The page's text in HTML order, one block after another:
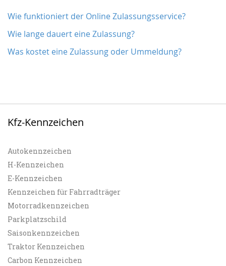
Wie funktioniert der Online Zulassungsservice?
Wie lange dauert eine Zulassung?
Was kostet eine Zulassung oder Ummeldung?
Kfz-Kennzeichen
Autokennzeichen
H-Kennzeichen
E-Kennzeichen
Kennzeichen für Fahrradträger
Motorradkennzeichen
Parkplatzschild
Saisonkennzeichen
Traktor Kennzeichen
Carbon Kennzeichen